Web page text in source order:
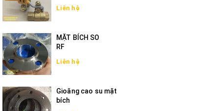
Liên hệ
MẶT BÍCH SO
RF
Liên hệ
Gioăng cao su mặt
bích